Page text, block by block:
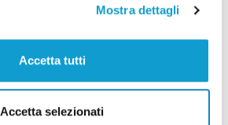
Mostra dettagli
Accetta tutti
Accetta selezionati